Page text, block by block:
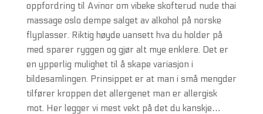
oppfordring til Avinor om vibeke skofterud nude thai
massage oslo dempe salget av alkohol på norske
flyplasser. Riktig høyde uansett hva du holder på
med sparer ryggen og gjør alt mye enklere. Det er
en ypperlig mulighet til å skape variasjon i
bildesamlingen. Prinsippet er at man i små mengder
tilfører kroppen det allergenet man er allergisk
mot. Her legger vi mest vekt på det du kanskje…